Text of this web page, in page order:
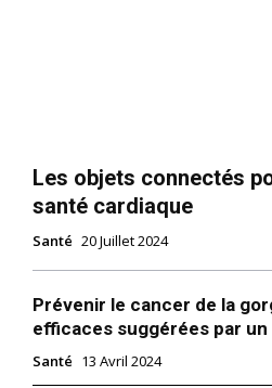
Les objets connectés
santé cardiaque
Santé 20 Juillet 2024
Prévenir le cancer de la
efficaces suggérées par
Santé 13 Avril 2024